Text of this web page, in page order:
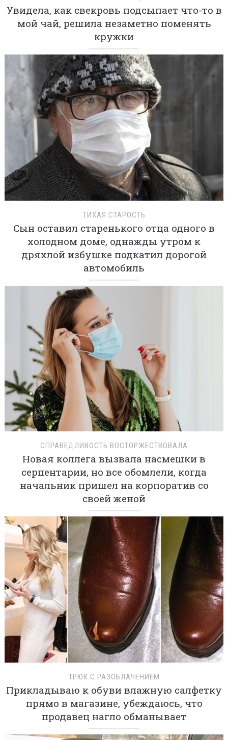
Увидела, как свекровь подсыпает что-то в
мой чай, решила незаметно поменять
кружки
ТИХАЯ СТАРОСТЬ
Сын оставил старенького отца одного в
холодном доме, однажды утром к
дряхлой избушке подкатил дорогой
автомобиль
СПРАВЕДЛИВОСТЬ ВОСТОРЖЕСТВОВАЛА
Новая коллега вызвала насмешки в
серпентарии, но все обомлели, когда
начальник пришел на корпоратив со
своей женой
ТРЮК С РАЗОБЛАЧЕНИЕМ
Прикладываю к обуви влажную салфетку
прямо в магазине, убеждаюсь, что
продавец нагло обманывает